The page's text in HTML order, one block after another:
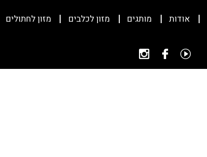
אודות מותגים מזון לכלבים מזון לחתולים